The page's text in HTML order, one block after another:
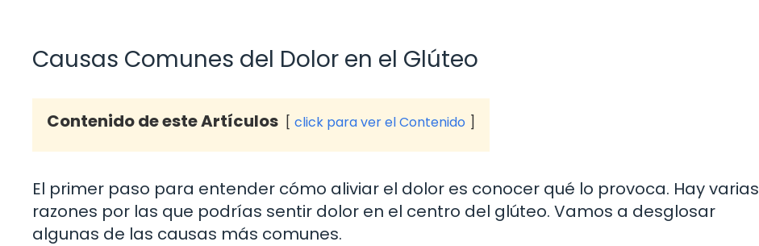
Causas Comunes del Dolor en el Glúteo
Contenido de este Artículos click para ver el Contenido
El primer paso para entender cómo aliviar el dolor es conocer qué lo provoca. Hay varias
razones por las que podrías sentir dolor en el centro del glúteo. Vamos a desglosar
algunas de las causas más comunes.